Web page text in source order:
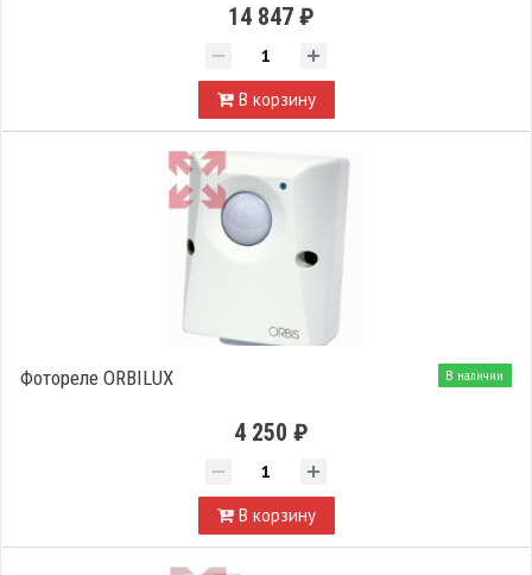
14 847 ₽
В корзину
В наличии
Фотореле ORBILUX
4 250 ₽
В корзину